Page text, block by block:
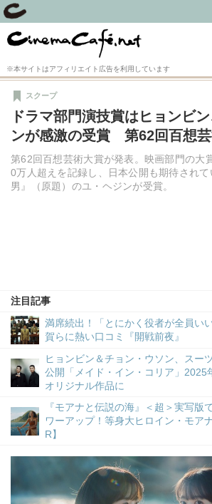
※本サイトはアフィリエイト広告を利用しています
ドラマ部門演技賞はヒョンビ
ンが感激の受賞 第62回百想
第62回百想芸術大賞が発表。映画部門の大
0万人超えを記録し、日本公開も期待され
男』（原題）のユ・ヘジンが受賞。
スクープ
注目記事
満席続出！「とにかく役者が全員い
賀らに熱い口コミ『開戦前夜』
ヒョンビン＆チョン・ウソン、スー
公開「メイド・イン・コリア」2025
オリジナル作品に
『モアナと伝説の海』＜超＞実写版
ワーアップ！等身大ヒロイン・モア
R】